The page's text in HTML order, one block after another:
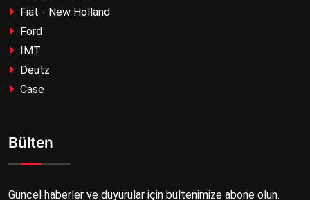
Fiat - New Holland
Ford
IMT
Deutz
Case
Bülten
Güncel haberler ve duyurular için bültenimize abone olun.